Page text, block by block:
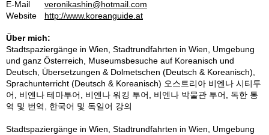
E-Mail
veronikashin@hotmail.com
Website
http://www.koreanguide.at
Über mich:
Stadtspaziergänge in Wien, Stadtrundfahrten in Wien, Umgebung
und ganz Österreich, Museumsbesuche auf Koreanisch und
Deutsch, Übersetzungen & Dolmetschen (Deutsch & Koreanisch),
Sprachunterricht (Deutsch & Koreanisch) 오스트리아 비엔나 시티투
어, 비엔나 테마투어, 비엔나 워킹 투어, 비엔나 박물관 투어, 독한 통
역 및 번역, 한국어 및 독일어 강의
Stadtspaziergänge in Wien, Stadtrundfahrten in Wien, Umgebung